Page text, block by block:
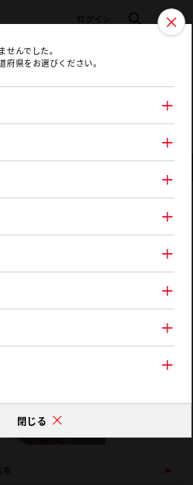
ログイン 検索 メニュ
ーナーサポート
せんでした。
府県をお選びください。
閉じる
メニュー
ペット
１００一宮インター店